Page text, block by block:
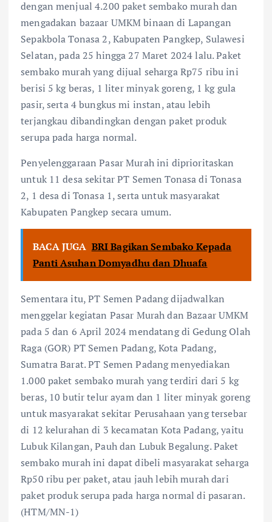
dengan menjual 4.200 paket sembako murah dan
mengadakan bazaar UMKM binaan di Lapangan
Sepakbola Tonasa 2, Kabupaten Pangkep, Sulawesi
Selatan, pada 25 hingga 27 Maret 2024 lalu. Paket
sembako murah yang dijual seharga Rp75 ribu ini
berisi 5 kg beras, 1 liter minyak goreng, 1 kg gula
pasir, serta 4 bungkus mi instan, atau lebih
terjangkau dibandingkan dengan paket produk
serupa pada harga normal.
Penyelenggaraan Pasar Murah ini diprioritaskan
untuk 11 desa sekitar PT Semen Tonasa di Tonasa
2, 1 desa di Tonasa 1, serta untuk masyarakat
Kabupaten Pangkep secara umum.
BACA JUGA BRI Bagikan Sembako Kepada
Panti Asuhan Domyadhu dan Dhuafa
Sementara itu, PT Semen Padang dijadwalkan
menggelar kegiatan Pasar Murah dan Bazaar UMKM
pada 5 dan 6 April 2024 mendatang di Gedung Olah
Raga (GOR) PT Semen Padang, Kota Padang,
Sumatra Barat. PT Semen Padang menyediakan
1.000 paket sembako murah yang terdiri dari 5 kg
beras, 10 butir telur ayam dan 1 liter minyak goreng
untuk masyarakat sekitar Perusahaan yang tersebar
di 12 kelurahan di 3 kecamatan Kota Padang, yaitu
Lubuk Kilangan, Pauh dan Lubuk Begalung. Paket
sembako murah ini dapat dibeli masyarakat seharga
Rp50 ribu per paket, atau jauh lebih murah dari
paket produk serupa pada harga normal di pasaran.
(HTM/MN-1)